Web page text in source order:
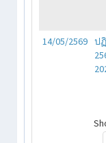
14/05/2569 ป